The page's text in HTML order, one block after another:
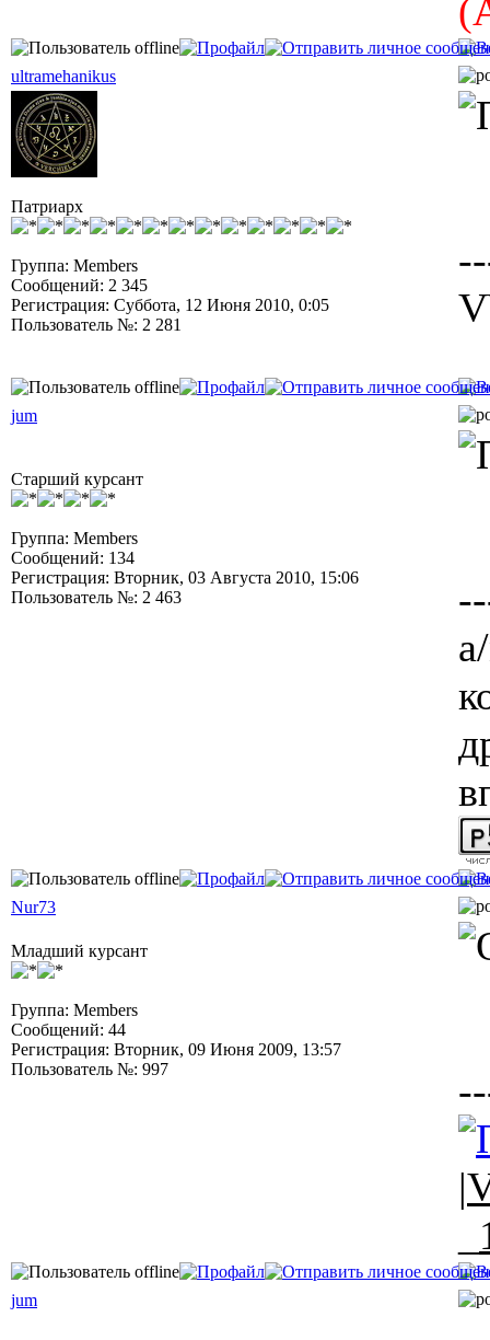
ultramehanikus
Патриарх
Группа: Members
Сообщений: 2 345
Регистрация: Суббота, 12 Июня 2010, 0:05
Пользователь №: 2 281
jum
Старший курсант
Группа: Members
Сообщений: 134
Регистрация: Вторник, 03 Августа 2010, 15:06
Пользователь №: 2 463
Nur73
Младший курсант
Группа: Members
Сообщений: 44
Регистрация: Вторник, 09 Июня 2009, 13:57
Пользователь №: 997
|
jum